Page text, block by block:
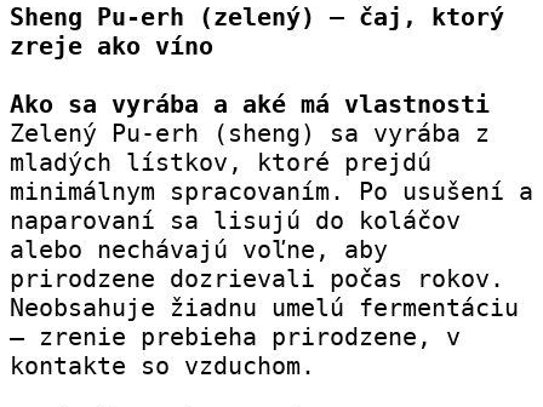
Sheng Pu-erh (zelený) – čaj, ktorý
zreje ako víno
Ako sa vyrába a aké má vlastnosti
Zelený Pu-erh (sheng) sa vyrába z
mladých lístkov, ktoré prejdú
minimálnym spracovaním. Po usušení a
naparovaní sa lisujú do koláčov
alebo nechávajú voľne, aby
prirodzene dozrievali počas rokov.
Neobsahuje žiadnu umelú fermentáciu
– zrenie prebieha prirodzene, v
kontakte so vzduchom.